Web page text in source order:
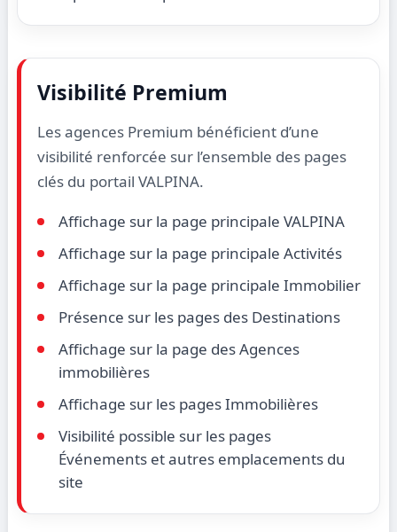
Visibilité Premium
Les agences Premium bénéficient d’une
visibilité renforcée sur l’ensemble des pages
clés du portail VALPINA.
Affichage sur la page principale VALPINA
Affichage sur la page principale Activités
Affichage sur la page principale Immobilier
Présence sur les pages des Destinations
Affichage sur la page des Agences
immobilières
Affichage sur les pages Immobilières
Visibilité possible sur les pages
Événements et autres emplacements du
site